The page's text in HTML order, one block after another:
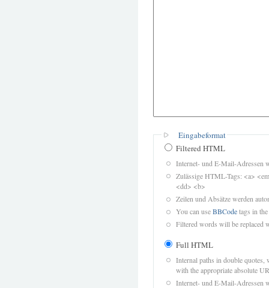
Eingabeformat
Filtered HTML
Internet- und E-Mail-Adressen
Zulässige HTML-Tags: <a>
<dd> <b>
Zeilen und Absätze werden
You can useBBCodetags in
Filtered words will be replaced
Full HTML
Internal paths in double quotes,
with the appropriate absolute
Internet- und E-Mail-Adressen